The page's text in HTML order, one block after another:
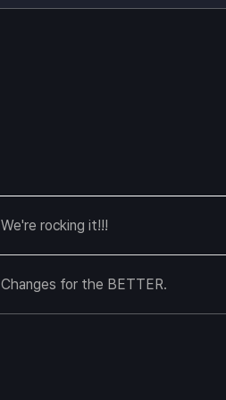
We're rocking it!!!
Changes for the BETTER.